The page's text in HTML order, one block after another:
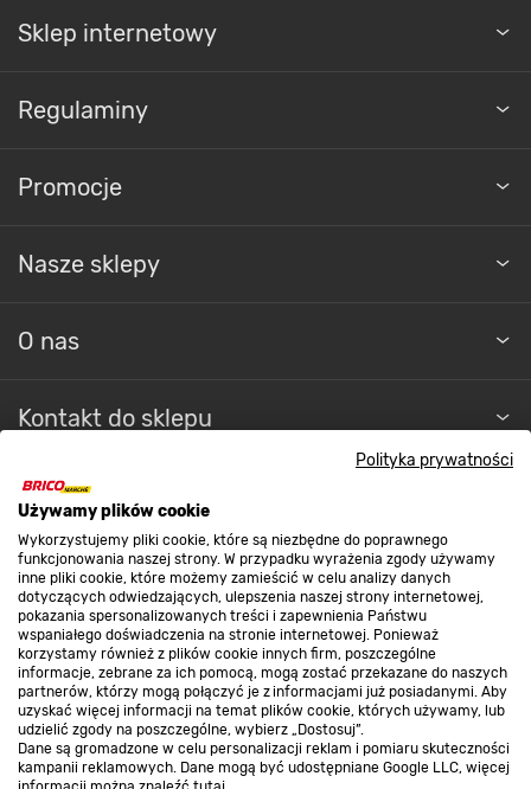
Polityka prywatności
Używamy plików cookie
Wykorzystujemy pliki cookie, które są niezbędne do poprawnego
funkcjonowania naszej strony. W przypadku wyrażenia zgody używamy
inne pliki cookie, które możemy zamieścić w celu analizy danych
dotyczących odwiedzających, ulepszenia naszej strony internetowej,
pokazania spersonalizowanych treści i zapewnienia Państwu
wspaniałego doświadczenia na stronie internetowej. Ponieważ
korzystamy również z plików cookie innych firm, poszczególne
informacje, zebrane za ich pomocą, mogą zostać przekazane do naszych
partnerów, którzy mogą połączyć je z informacjami już posiadanymi. Aby
uzyskać więcej informacji na temat plików cookie, których używamy, lub
udzielić zgody na poszczególne, wybierz „Dostosuj”.
Dane są gromadzone w celu personalizacji reklam i pomiaru skuteczności
kampanii reklamowych. Dane mogą być udostępniane Google LLC, więcej
Sklep internetowy
Regulaminy
Promocje
Nasze sklepy
O nas
Kontakt do sklepu
Strefa biznesu
Dołącz do nas
Metody płatności